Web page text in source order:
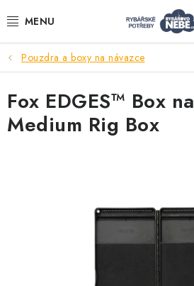
na
Akce
Navijáky
Pouzdra a boxy na návazce
Fox EDGES™ Box
Medium Rig Box